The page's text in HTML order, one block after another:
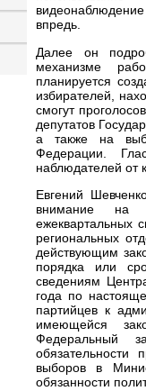
впредь.
Далее он
механизме
планируется
избирателей,
смогут
депутатов
а также на
Федерации.
наблюдателей от
Евгений
внимание на
ежеквартальных
региональных
действующим
порядка или
сведениям
года по
партийцев к
имеющейся
Федеральный
обязательности
выборов в
обязанности